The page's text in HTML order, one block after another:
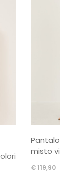
misto
€119,90